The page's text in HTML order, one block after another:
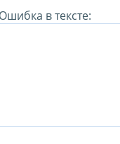
Ошибка в тексте: